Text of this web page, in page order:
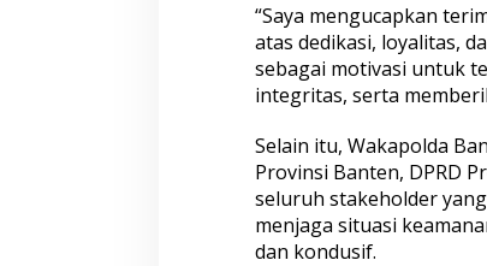
“Saya mengucapkan
atas dedikasi, loyalitas,
sebagai motivasi untuk
integritas, serta
Selain itu, Wakapolda
Provinsi Banten, DPRD
seluruh stakeholder
menjaga situasi
dan kondusif.
Tak Perlu Ragu Mengurus STNK!
Samsat Semarang 2 Hadir dengan
Pelaku
Mangkang
Umur,
Tua
Anak di